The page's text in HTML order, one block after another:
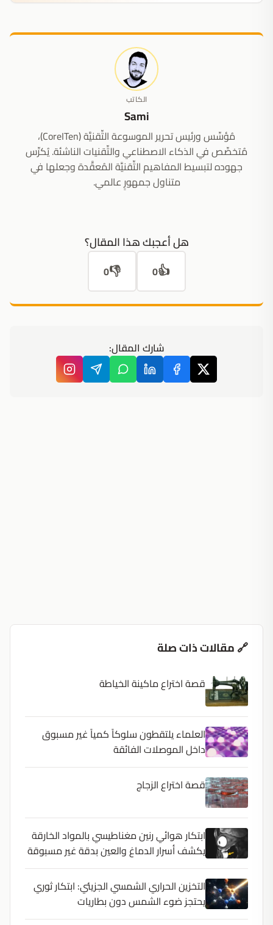
الكاتب
Sami
مُؤسِّس ورئيس تحرير الموسوعة التِّقنيَّة (CoreITen)،
مُتخصِّص في الذكاء الاصطناعي والتِّقنيات الناشئة. يُكرِّس
جهوده لتبسيط المفاهيم التِّقنيَّة المُعقَّدة وجعلها في
متناول جمهورٍ عالمي.
هل أعجبك هذا المقال؟
👍
0
👎
0
شارك المقال:
🔗 مقالات ذات صلة
قصة اختراع ماكينة الخياطة
العلماء يلتقطون سلوكاً كمياً غير مسبوق
داخل الموصلات الفائقة
قصة اختراع الزجاج
ابتكار هوائي رنين مغناطيسي بالمواد الخارقة
يكشف أسرار الدماغ والعين بدقة غير مسبوقة
التخزين الحراري الشمسي الجزيئي: ابتكار ثوري
يحتجز ضوء الشمس دون بطاريات